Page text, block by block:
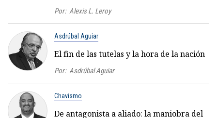
Por: Alexis L. Leroy
Asdrúbal Aguiar
El fin de las tutelas y la hora de la nación
Por: Asdrúbal Aguiar
Chavismo
De antagonista a aliado: la maniobra del